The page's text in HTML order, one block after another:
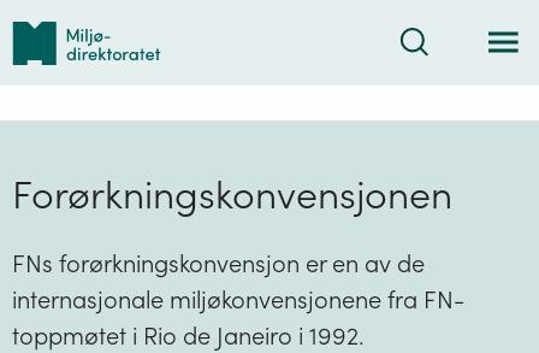
Tilbake
forsiden
Søk
Forørkningskonvensjonen
FNs forørkningskonvensjon er en av de
internasjonale miljøkonvensjonene fra FN-
toppmøtet i Rio de Janeiro i 1992.